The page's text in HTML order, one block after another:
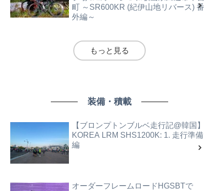
町 ～SR600KR (紀伊山地リバース) 番
外編～
もっと見る
装備・積載
【ブロンプトンブルベ走行記@韓国】
KOREA LRM SHS1200K: 1. 走行準備
編
オーダーフレームロードHGSBTで